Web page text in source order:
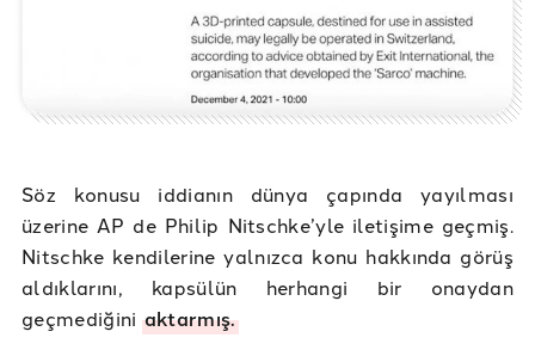
Söz konusu iddianın dünya çapında yayılması
üzerine AP de Philip Nitschke’yle iletişime geçmiş.
Nitschke kendilerine yalnızca konu hakkında görüş
aldıklarını, kapsülün herhangi bir onaydan
geçmediğini aktarmış.